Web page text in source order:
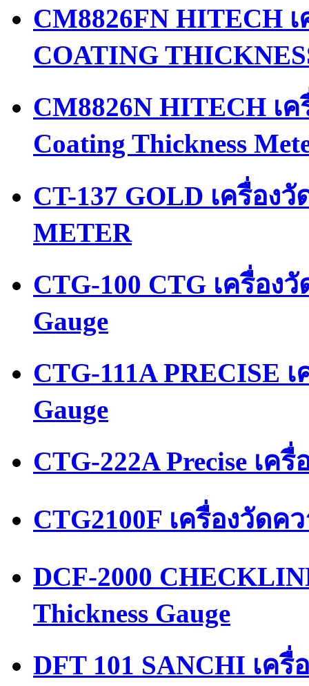
CM8826FN HITECH
COATING
CM8826N HITECH เ
Coating Thickness
CT-137 GOLD เครื่อง
METER
CTG-100 CTG เครื่อง
Gauge
CTG-111A PRECISE
Gauge
CTG-222A Precise เค
CTG2100F เครื่องวัด
DCF-2000
Thickness Gauge
DFT 101 SANCHI เค